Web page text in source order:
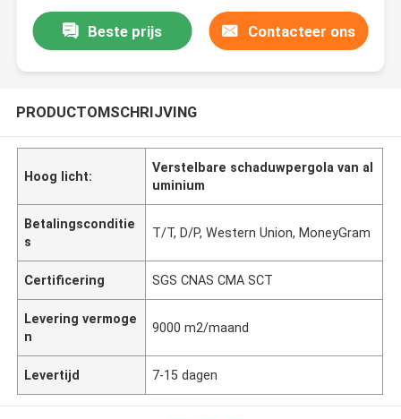
Beste prijs Contacteer ons
PRODUCTOMSCHRIJVING
Hoog licht:
Verstelbare schaduwpergola van al
uminium
Betalingsconditie
s
T/T, D/P, Western Union, MoneyGram
Certificering SGS CNAS CMA SCT
Levering vermoge
n
9000 m2/maand
Levertijd 7-15 dagen